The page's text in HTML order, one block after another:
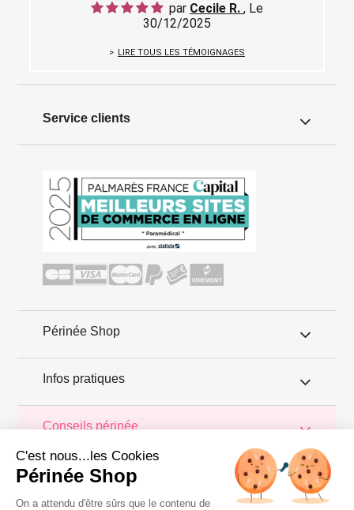
par Cecile R. , Le
30/12/2025
LIRE TOUS LES TÉMOIGNAGES
Service clients
Périnée Shop
Infos pratiques
Conseils périnée
PerineeShop.com vous propose de découvrir son blog conseils.
Tout au long des pages, trouvez les infos et astuces pour
prendre soin de votre périnée et le maintenir en bonne santé. Dans
les articles de ce blog, découvrez aussi les tests des produits
C'est nous...les Cookies
Périnée Shop
On a attendu d'être sûrs que le contenu de